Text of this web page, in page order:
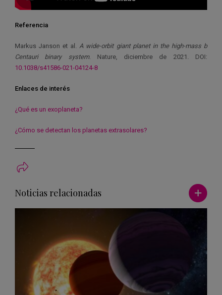
Referencia
Markus Janson et al.A wide-orbit giant planet in the high-mass b
Centauri binary system. Nature, diciembre de 2021. DOI:
10.1038/s41586-021-04124-8
Enlaces de interés
¿Qué es un exoplaneta?
¿Cómo se detectan los planetas extrasolares?
Noticias relacionadas Ver más